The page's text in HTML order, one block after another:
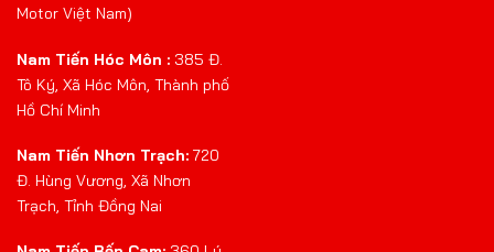
Motor Việt Nam)
Nam Tiến Hóc Môn : 385 Đ.
Tô Ký, Xã Hóc Môn, Thành phố
Hồ Chí Minh
Nam Tiến Nhơn Trạch: 720
Đ. Hùng Vương, Xã Nhơn
Trạch, Tỉnh Đồng Nai